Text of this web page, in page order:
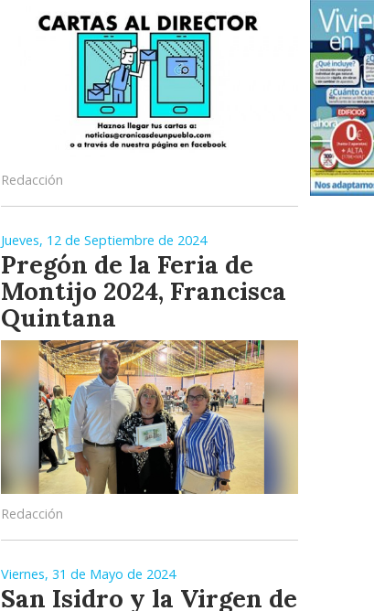
Redacción
Jueves, 12 de Septiembre de 2024
Pregón de la Feria de
Montijo 2024, Francisca
Quintana
Redacción
Viernes, 31 de Mayo de 2024
San Isidro y la Virgen de